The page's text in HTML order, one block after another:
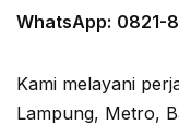
WhatsApp: 0821-
Kami melayani
Lampung, Metro,